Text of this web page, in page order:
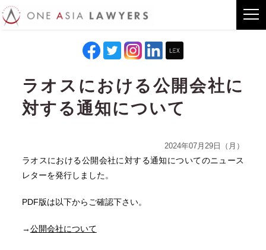
ラオスにおける公開会社に
対する通知について
2024年07月29日（月）
ラオスにおける公開会社に対する通知についてのニュース
レターを発行しました。
PDF版は以下からご確認下さい。
→公開会社について